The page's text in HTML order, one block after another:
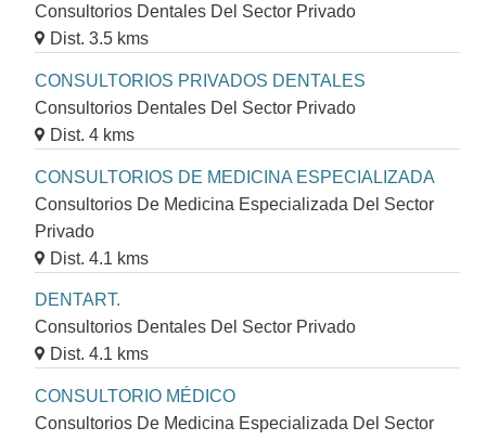
Consultorios Dentales Del Sector Privado
Dist. 3.5 kms
CONSULTORIOS PRIVADOS DENTALES
Consultorios Dentales Del Sector Privado
Dist. 4 kms
CONSULTORIOS DE MEDICINA ESPECIALIZADA
Consultorios De Medicina Especializada Del Sector
Privado
Dist. 4.1 kms
DENTART.
Consultorios Dentales Del Sector Privado
Dist. 4.1 kms
CONSULTORIO MÉDICO
Consultorios De Medicina Especializada Del Sector